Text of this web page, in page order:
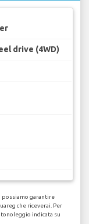
drive (4WD)
possiamo garantire
che riceverai. Per
indicata su